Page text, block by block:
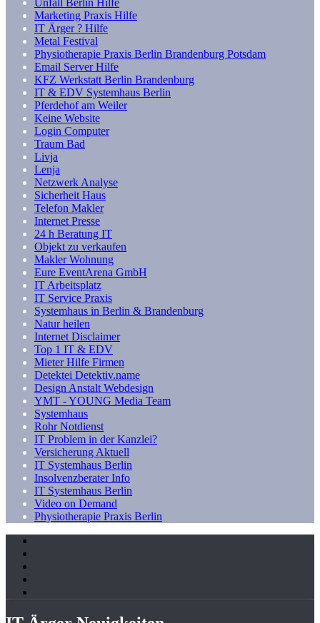
Marketing Praxis Hilfe
IT Ärger ? Hilfe
Metal Festival
Physiotherapie Praxis Berlin Brandenburg Potsdam
Email Server Hilfe
KFZ Werkstatt Berlin Brandenburg
IT & EDV Systemhaus Berlin
Pferdehof am Weiler
Keine Website
Login Computer
Traum Bad
Livja
Lenja
Netzwerk Analyse
Sicherheit Haus
Telefon Makler
Internet Presse
24 h Beratung IT
Objekt zu verkaufen
Makler Wohnung
Eure EventArena GmbH
IT Arbeitsplatz
IT Service Praxis
Systemhaus in Berlin & Brandenburg
Natur heilen
Internet Disclaimer
Top 1 IT & EDV
Mieter Hilfe Firmen
Detektei Detektiv.name
Design Anstalt Webdesign
YMT - YOUNG Media Team
Systemhaus
Rohr Notdienst
IT Problem in der Kanzlei?
Versicherung Aktuell
IT Systemhaus Berlin
Insolvenzberater Info
IT Systemhaus Berlin
Video on Demand
Physiotherapie Praxis Berlin